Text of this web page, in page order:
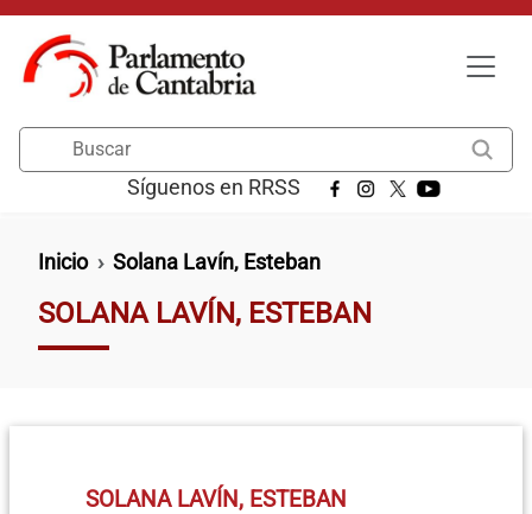
Pasar al contenido principal
Síguenos en RRSS
Ruta de navegación
Inicio Solana Lavín, Esteban
SOLANA LAVÍN, ESTEBAN
SOLANA LAVÍN, ESTEBAN